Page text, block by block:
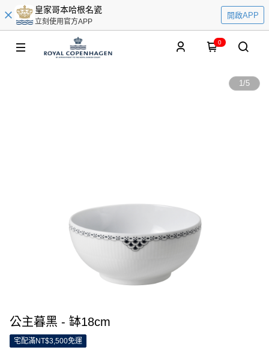
皇家哥本哈根名瓷
立刻使用官方APP
開啟APP
0
1/5
公主暮黑 - 缽18cm
宅配滿NT$3,500免運